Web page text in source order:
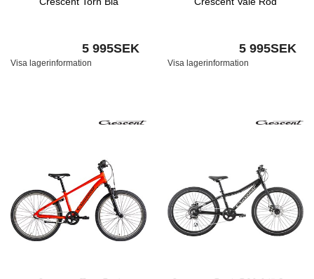
5 995SEK
Visa lagerinformation
5 995SEK
Visa lagerinformation